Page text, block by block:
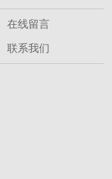
在线留言
联系我们